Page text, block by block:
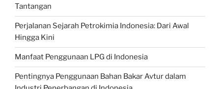
Tantangan
Perjalanan Sejarah Petrokimia Indonesia: Dari Awal
Hingga Kini
Manfaat Penggunaan LPG di Indonesia
Pentingnya Penggunaan Bahan Bakar Avtur dalam